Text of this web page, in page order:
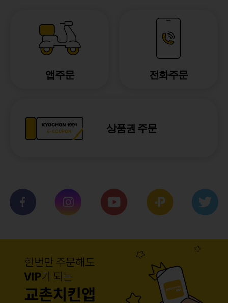
앱주문 전화주문
상품권 주문